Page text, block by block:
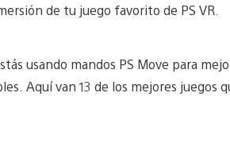
de tu juego favorito de PS VR.
usando mandos PS Move para
Aquí van 13 de los mejores juegos